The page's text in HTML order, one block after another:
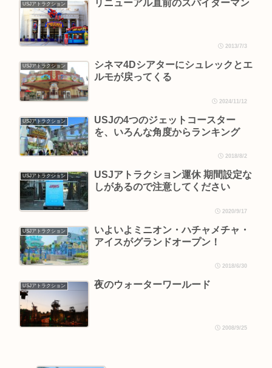
USJアトラクション リニューアル直前のスパイダーマン
2013/7/3
USJアトラクション
シネマ4Dシアターにシュレックとエ
ルモが戻ってくる
2024/11/12
USJアトラクション
USJの4つのジェットコースター
を、いろんな角度からランキング
2018/8/2
USJアトラクション
USJアトラクション運休 期間設定な
しがあるので注意してください
2020/9/17
USJアトラクション
いよいよミニオン・ハチャメチャ・
アイスがグランドオープン！
2018/6/30
USJアトラクション 夜のウォーターワールード
2008/9/25